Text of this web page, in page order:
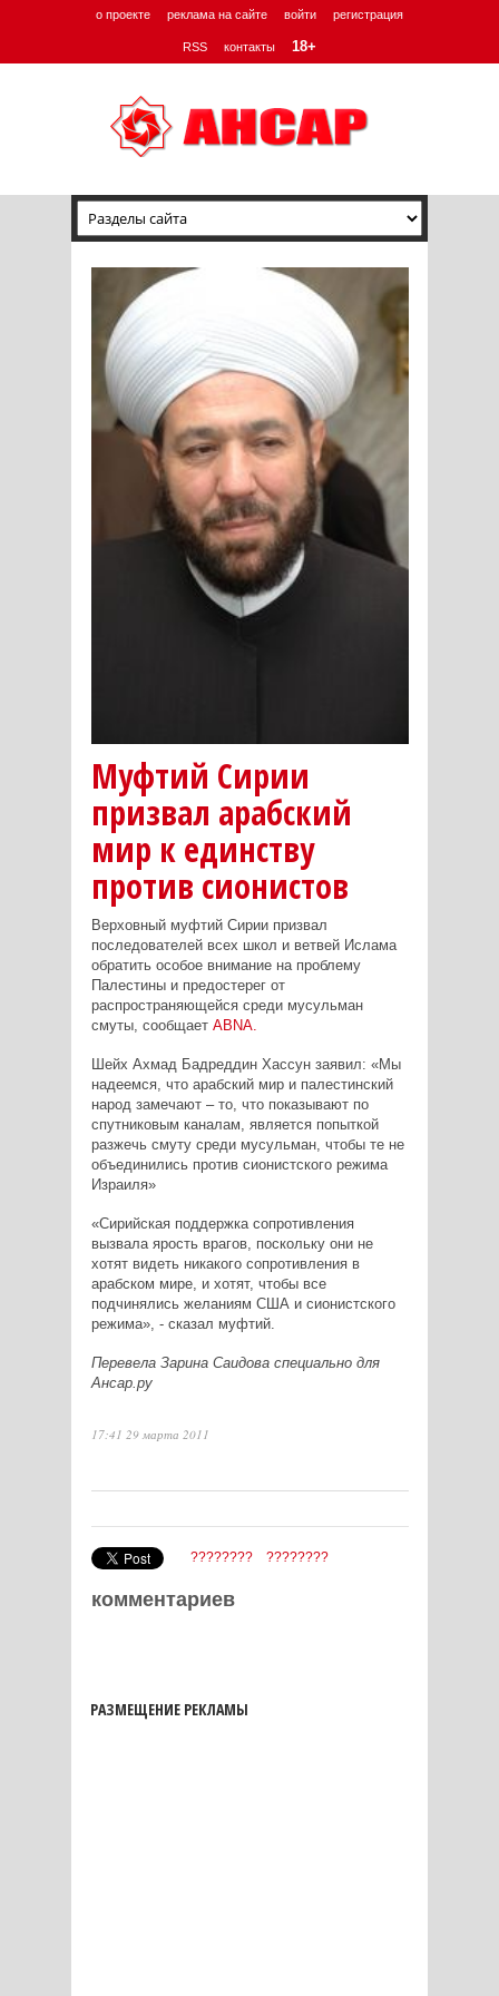
о проекте реклама на сайте войти регистрация
RSS контакты 18+
Муфтий Сирии
призвал арабский
мир к единству
против сионистов
Верховный муфтий Сирии призвал
последователей всех школ и ветвей Ислама
обратить особое внимание на проблему
Палестины и предостерег от
распространяющейся среди мусульман
смуты, сообщает ABNA.
Шейх Ахмад Бадреддин Хассун заявил: «Мы
надеемся, что арабский мир и палестинский
народ замечают – то, что показывают по
спутниковым каналам, является попыткой
разжечь смуту среди мусульман, чтобы те не
объединились против сионистского режима
Израиля»
«Сирийская поддержка сопротивления
вызвала ярость врагов, поскольку они не
хотят видеть никакого сопротивления в
арабском мире, и хотят, чтобы все
подчинялись желаниям США и сионистского
режима», - сказал муфтий.
Перевела Зарина Саидова специально для
Ансар.ру
17:41 29 марта 2011
???????? ????????
комментариев
РАЗМЕЩЕНИЕ РЕКЛАМЫ